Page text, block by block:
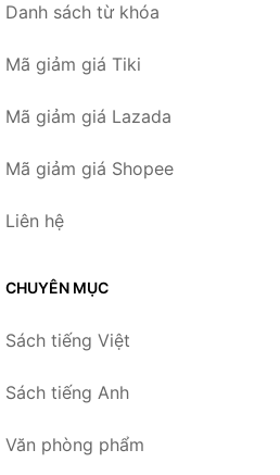
Danh sách từ khóa
Mã giảm giá Tiki
Mã giảm giá Lazada
Mã giảm giá Shopee
Liên hệ
CHUYÊN MỤC
Sách tiếng Việt
Sách tiếng Anh
Văn phòng phẩm